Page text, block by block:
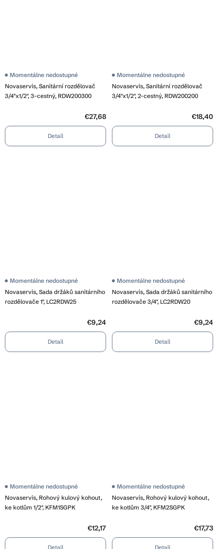
Novaservis, Sanitární rozdělovač
3/4"x1/2", 3-cestný, RDW200300
Momentálne nedostupné
€27,68
Detail
Novaservis, Sanitární rozdělovač
3/4"x1/2", 2-cestný, RDW200200
Momentálne nedostupné
€18,40
Detail
Novaservis, Sada držáků sanitárního
rozdělovače 1", LC2RDW25
Momentálne nedostupné
€9,24
Detail
Novaservis, Sada držáků sanitárního
rozdělovače 3/4", LC2RDW20
Momentálne nedostupné
€9,24
Detail
Novaservis, Rohový kulový kohout,
ke kotlům 1/2", KFM1SGPK
Momentálne nedostupné
€12,17
Detail
Novaservis, Rohový kulový kohout,
ke kotlům 3/4", KFM2SGPK
Momentálne nedostupné
€17,73
Detail